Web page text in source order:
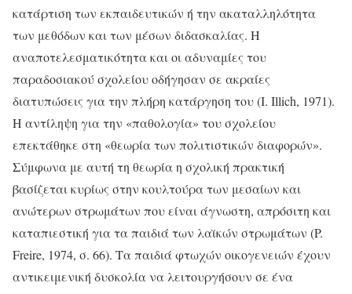
κατάρτιση των εκπαιδευτικών ή την ακαταλληλότητα
των μεθόδων και των μέσων διδασκαλίας. Η
αναποτελεσματικότητα και οι αδυναμίες του
παραδοσιακού σχολείου οδήγησαν σε ακραίες
διατυπώσεις για την πλήρη κατάργηση του (I. Illich, 1971).
Η αντίληψη για την «παθολογία» του σχολείου
επεκτάθηκε στη «θεωρία των πολιτιστικών διαφορών».
Σύμφωνα με αυτή τη θεωρία η σχολική πρακτική
βασίζεται κυρίως στην κουλτούρα των μεσαίων και
ανώτερων στρωμάτων που είναι άγνωστη, απρόσιτη και
καταπιεστική για τα παιδιά των λαϊκών στρωμάτων (P.
Freire, 1974, σ. 66). Τα παιδιά φτωχών οικογενειών έχουν
αντικειμενική δυσκολία να λειτουργήσουν σε ένα